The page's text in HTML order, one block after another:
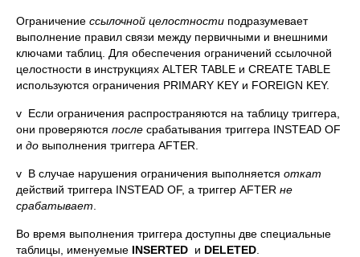
Ограничение ссылочной целостности подразумевает
выполнение правил связи между первичными и внешними
ключами таблиц. Для обеспечения ограничений ссылочной
целостности в инструкциях ALTER TABLE и CREATE TABLE
используются ограничения PRIMARY KEY и FOREIGN KEY.
v Если ограничения распространяются на таблицу триггера,
они проверяются после срабатывания триггера INSTEAD OF
и до выполнения триггера AFTER.
v В случае нарушения ограничения выполняется откат
действий триггера INSTEAD OF, а триггер AFTER не
срабатывает
Во время выполнения триггера доступны две специальные
таблицы, именуемые INSERTED и DELETED